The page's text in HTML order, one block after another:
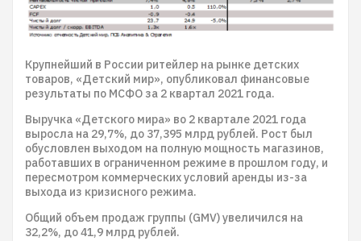
Крупнейший в России ритейлер на рынке детских
товаров, «Детский мир», опубликовал финансовые
результаты по МСФО за 2 квартал 2021 года.
Выручка «Детского мира» во 2 квартале 2021 года
выросла на 29,7%, до 37,395 млрд рублей. Рост был
обусловлен выходом на полную мощность магазинов,
работавших в ограниченном режиме в прошлом году, и
пересмотром коммерческих условий аренды из-за
выхода из кризисного режима.
Общий объем продаж группы (GMV) увеличился на
32,2%, до 41,9 млрд рублей.